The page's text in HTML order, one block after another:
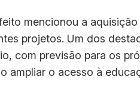
mencionou a
projetos. Um dos
com previsão para os
ampliar o acesso à